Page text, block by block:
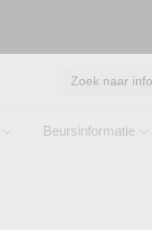
Beursinformatie
Zoek naar